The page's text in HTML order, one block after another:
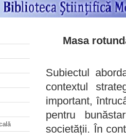
Masa
Subiectul
contextul
important,
pentru
societății. În